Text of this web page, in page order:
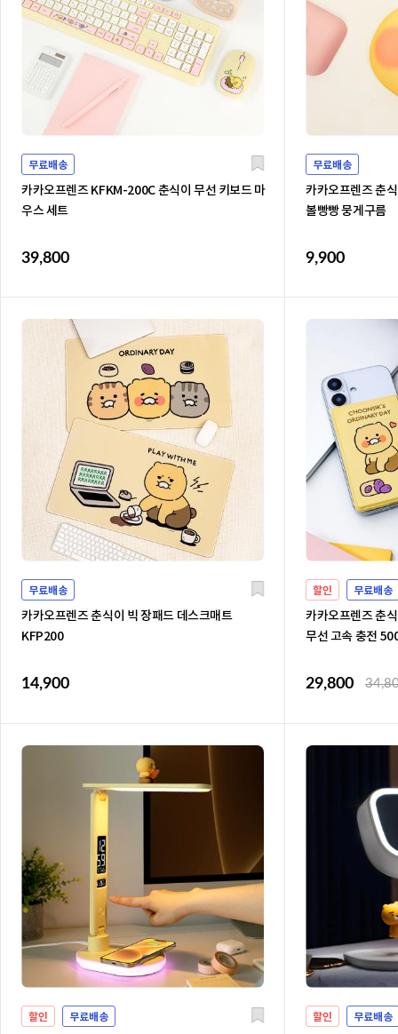
무료배송
카카오프렌즈 KFKM-200C 춘식이 무선 키보드 마
우스 세트
39,800
무료배송
카카오프렌즈 춘
볼빵빵 뭉게구름
9,900
무료배송
카카오프렌즈 춘식이 빅 장패드 데스크매트
KFP200
14,900
할인 무료배송
카카오프렌즈 춘
무선 고속 충전
29,800
할인 무료배송 할인 무료배송